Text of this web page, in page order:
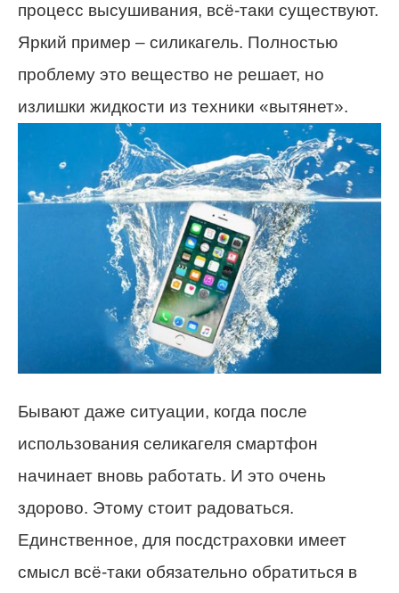
процесс высушивания, всё-таки существуют.
Яркий пример – силикагель. Полностью
проблему это вещество не решает, но
излишки жидкости из техники «вытянет».
Бывают даже ситуации, когда после
использования селикагеля смартфон
начинает вновь работать. И это очень
здорово. Этому стоит радоваться.
Единственное, для посдстраховки имеет
смысл всё-таки обязательно обратиться в